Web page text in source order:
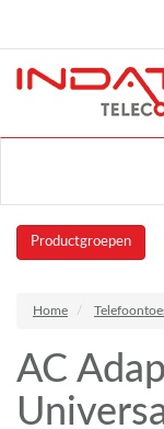
Productgroepen
Home
AC